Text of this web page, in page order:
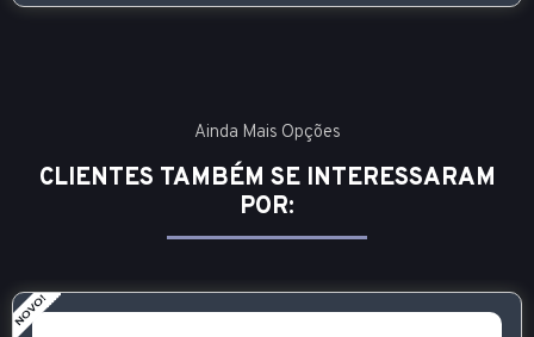
Ainda Mais Opções
CLIENTES TAMBÉM SE INTERESSARAM
POR: